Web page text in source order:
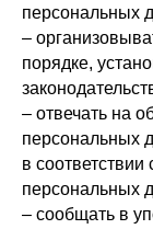
персональных
–
порядке,
– отвечать на
персональных
в
персональных
– сообщать в